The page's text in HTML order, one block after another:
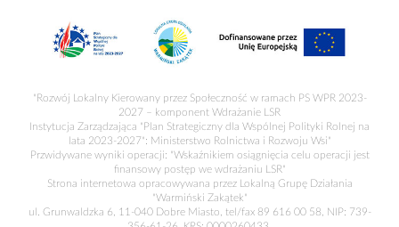
"Rozwój Lokalny Kierowany przez Społeczność w ramach PS WPR 2023-
2027 – komponent Wdrażanie LSR
Instytucja Zarządzająca "Plan Strategiczny dla Wspólnej Polityki Rolnej na
lata 2023-2027": Ministerstwo Rolnictwa i Rozwoju Wsi"
Przwidywane wyniki operacji: "Wskaźnikiem osiągnięcia celu operacji jest
finansowy postęp we wdrażaniu LSR"
Strona internetowa opracowywana przez Lokalną Grupę Działania
"Warmiński Zakątek"
ul. Grunwaldzka 6, 11-040 Dobre Miasto, tel/fax 89 616 00 58, NIP: 739-